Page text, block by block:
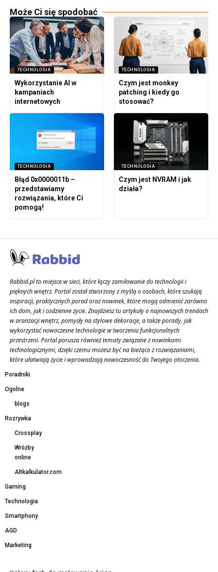
Może Ci się spodobać
TECHNOLOGIA
Wykorzystanie AI w
kampaniach
internetowych
TECHNOLOGIA
Czym jest monkey
patching i kiedy go
stosować?
TECHNOLOGIA
Błąd 0x0000011b –
przedstawiamy
rozwiązania, które Ci
pomogą!
TECHNOLOGIA
Czym jest NVRAM i jak
działa?
Rabbid.pl to miejsce w sieci, które łączy zamiłowanie do technologii i
pięknych wnętrz. Portal został stworzony z myślą o osobach, które szukają
inspiracji, praktycznych porad oraz nowinek, które mogą odmienić zarówno
ich dom, jak i codzienne życie. Znajdziesz tu artykuły o najnowszych trendach
w aranżacji wnętrz, pomysły na stylowe dekoracje, a także porady, jak
wykorzystać nowoczesne technologie w tworzeniu funkcjonalnych
przestrzeni. Portal porusza również tematy związane z nowinkami
technologicznymi, dzięki czemu możesz być na bieżąco z rozwiązaniami,
które ułatwiają życie i wprowadzają nowoczesność do Twojego otoczenia.
Poradniki
Ogolne
blogs
Rozrywka
Crossplay
Wróżby
online
Altkalkulator.com
Gaming
Technologia
Smartphony
AGD
Marketing